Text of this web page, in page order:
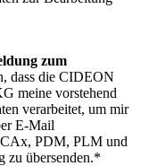
zum
dass die CIDEON
meine vorstehend
verarbeitet, um mir
E-Mail
PDM, PLM und
zu übersenden.*